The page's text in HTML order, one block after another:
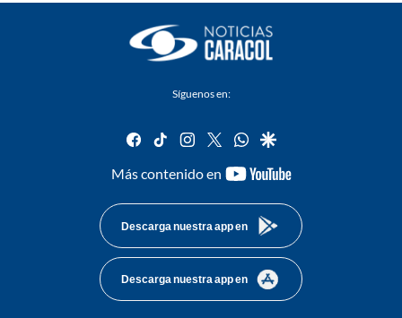
Síguenos en:
facebook
tiktok instagram
twitterwhatsapp
google
Más contenido en
youtube-
Descarga nuestra app en
Descarga nuestra app en